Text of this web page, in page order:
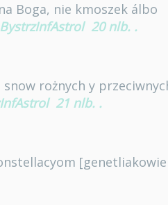
Boga, nie kmoszek álbo
BystrzInfAstrol 20 nlb. .
rożnych y
21 nlb. .
[genetliakowie